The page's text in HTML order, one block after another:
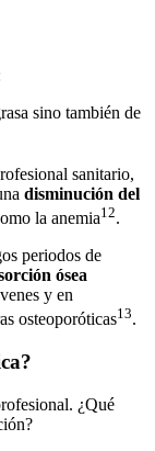
sino también de
sanitario,
disminución del
la anemia12.
periodos de
ósea
y en
osteoporóticas13.
¿Qué